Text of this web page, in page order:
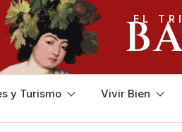
EL
y Turismo Vivir Bien